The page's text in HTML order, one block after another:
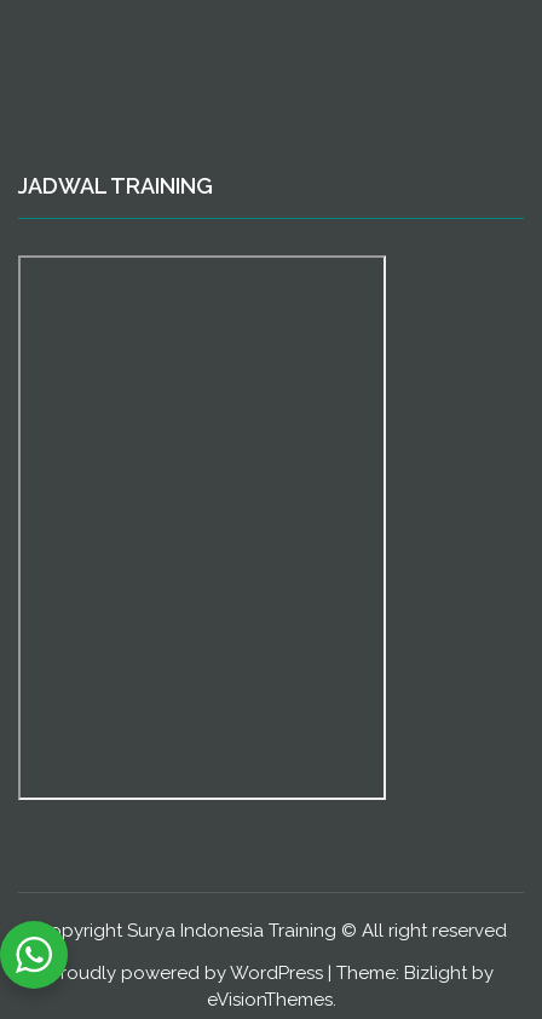
JADWAL TRAINING
Copyright Surya Indonesia Training © All right reserved
Proudly powered by WordPress | Theme: Bizlight by
eVisionThemes.